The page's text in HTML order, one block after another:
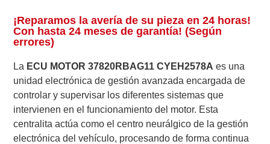
¡Reparamos la avería de su pieza en 24 horas!
Con hasta 24 meses de garantía! (Según
errores)
La ECU MOTOR 37820RBAG11 CYEH2578A es una
unidad electrónica de gestión avanzada encargada de
controlar y supervisar los diferentes sistemas que
intervienen en el funcionamiento del motor. Esta
centralita actúa como el centro neurálgico de la gestión
electrónica del vehículo, procesando de forma continua